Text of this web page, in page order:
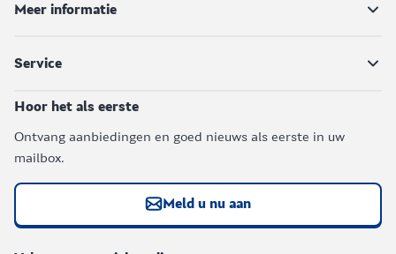
Meer informatie
Service
Hoor het als eerste
Ontvang aanbiedingen en goed nieuws als eerste in uw
mailbox.
Meld u nu aan